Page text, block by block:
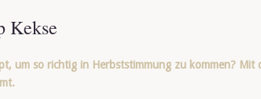
Kekse
um so richtig in Herbststimmung zu kommen?